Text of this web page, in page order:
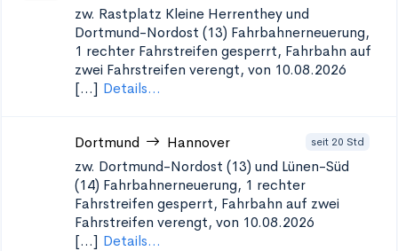
zw. Rastplatz Kleine Herrenthey und
Dortmund-Nordost (13) Fahrbahnerneuerung,
1 rechter Fahrstreifen gesperrt, Fahrbahn auf
zwei Fahrstreifen verengt, von 10.08.2026
[...] Details...
Dortmund Hannover seit 20 Std
zw. Dortmund-Nordost (13) und Lünen-Süd
(14) Fahrbahnerneuerung, 1 rechter
Fahrstreifen gesperrt, Fahrbahn auf zwei
Fahrstreifen verengt, von 10.08.2026
[...] Details...